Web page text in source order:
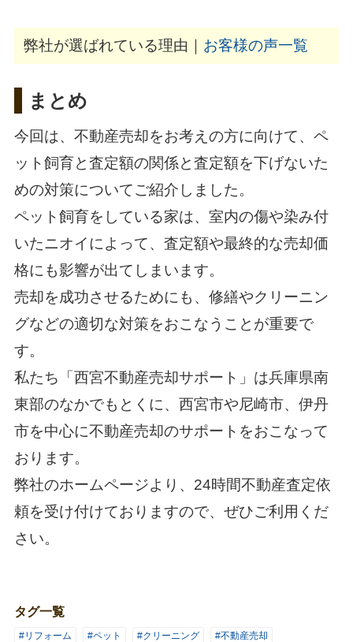
弊社が選ばれている理由｜ お客様の声一覧
まとめ
今回は、不動産売却をお考えの方に向けて、ペ
ット飼育と査定額の関係と査定額を下げないた
めの対策についてご紹介しました。
ペット飼育をしている家は、室内の傷や染み付
いたニオイによって、査定額や最終的な売却価
格にも影響が出てしまいます。
売却を成功させるためにも、修繕やクリーニン
グなどの適切な対策をおこなうことが重要で
す。
私たち「 西宮不動産売却サポート 」は兵庫県南
東部のなかでもとくに、西宮市や尼崎市、伊丹
市を中心に不動産売却のサポートをおこなって
おります。
弊社のホームページより、24時間不動産査定依
頼を受け付けておりますので、ぜひご利用くだ
さい。
タグ一覧
#リフォーム #ペット #クリーニング #不動産売却